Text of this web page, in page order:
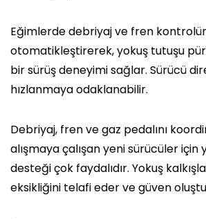
Eğimlerde debriyaj ve fren
otomatikleştirerek, yokuş tutuşu
bir sürüş deneyimi sağlar. Sürücü
hızlanmaya odaklanabilir.
Debriyaj, fren ve gaz pedalını
alışmaya çalışan yeni sürücüler için
desteği çok faydalıdır. Yokuş
eksikliğini telafi eder ve güven